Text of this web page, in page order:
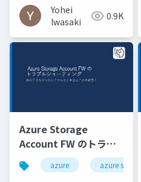
Yohei
Iwasaki
0.9K
Azure Storage
Account FW のトラブ
ルシューティング
azure azure storage